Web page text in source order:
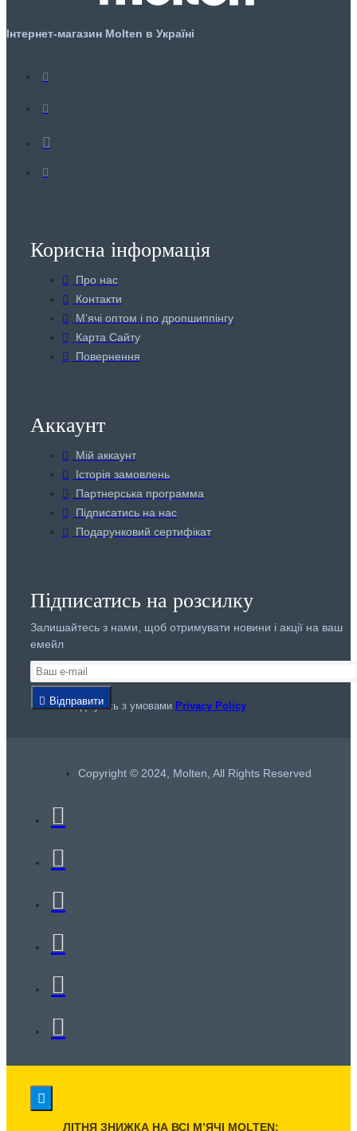
Інтернет-магазин Molten в Україні
Корисна інформація
Про нас
Контакти
Мʼячі оптом і по дропшиппінгу
Карта Сайту
Повернення
Аккаунт
Мій аккаунт
Історія замовлень
Партнерська программа
Підписатись на нас
Подарунковий сертифікат
Підписатись на розсилку
Залишайтесь з нами, щоб отримувати новини і акції на ваш
емейл
Відправити
Я погоджуюсь з умовами Privacy Policy
Copyright © 2024, Molten, All Rights Reserved
ЛІТНЯ ЗНИЖКА НА ВСІ МʼЯЧІ MOLTEN: